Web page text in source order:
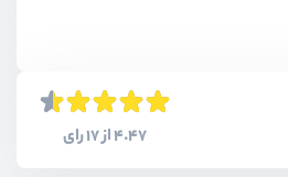
4.47 از 17 رای